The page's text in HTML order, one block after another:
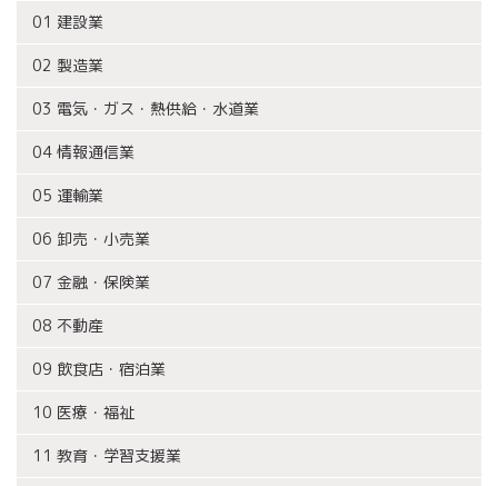
01 建設業
02 製造業
03 電気・ガス・熱供給・水道業
04 情報通信業
05 運輸業
06 卸売・小売業
07 金融・保険業
08 不動産
09 飲食店・宿泊業
10 医療・福祉
11 教育・学習支援業